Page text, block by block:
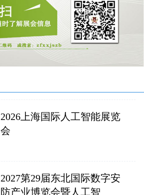
2026上海国际人工智能展览
会
2027第29届东北国际数字安
防产业博览会暨人工智